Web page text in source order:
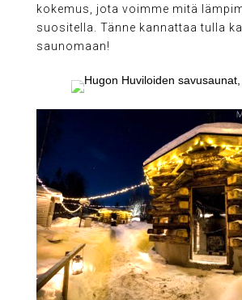
kokemus, jota voimme mitä
suositella. Tänne kannattaa tulla
saunomaan!